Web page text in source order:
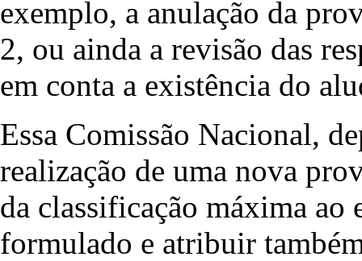
exemplo, a anulação da
2, ou ainda a revisão das
em conta a existência do
Essa Comissão Nacional,
realização de uma nova
da classificação máxima
formulado e atribuir